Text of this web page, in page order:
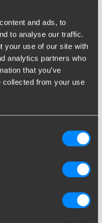
and ads, to
to analyse our traffic.
your use of our site with
analytics partners who
that you’ve
collected from your use
la route.
sur la
pas toujours pour votre
sur flèche sur la rotule de
voiture. En d’autres mots :
poids maximal
les papiers de votre